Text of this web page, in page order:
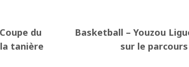
du
tanière
Basketball – Youzou
sur le parcours